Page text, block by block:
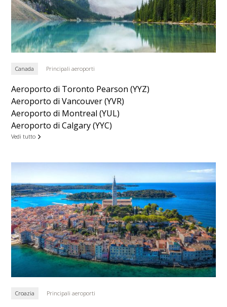
Canada Principali aeroporti
Aeroporto di Toronto Pearson (YYZ)
Aeroporto di Vancouver (YVR)
Aeroporto di Montreal (YUL)
Aeroporto di Calgary (YYC)
Vedi tutto
Croazia Principali aeroporti